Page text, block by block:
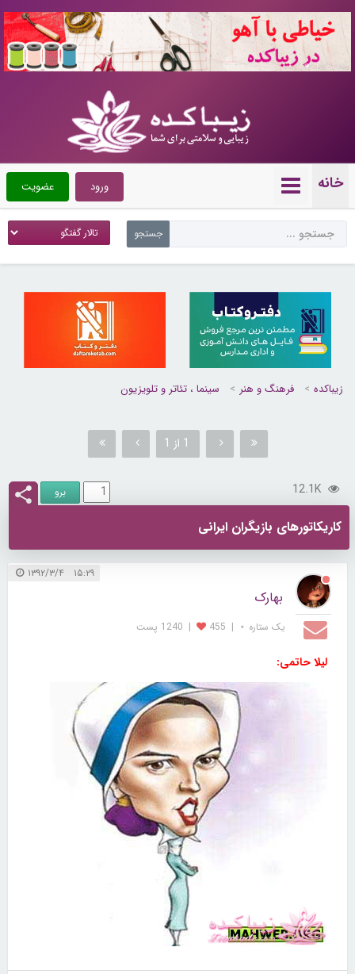
10721405
خانه عضویت ورود
زیباکده فرهنگ و هنر سینما ، تئاتر و تلویزیون
1 از 1
12.1K
کاریکاتورهای بازیگران ایرانی
۱۵:۲۹ ۱۳۹۲/۳/۴
بهارک
یک ستاره ⋆ |
455
| 1240 پست
لیلا حاتمی: